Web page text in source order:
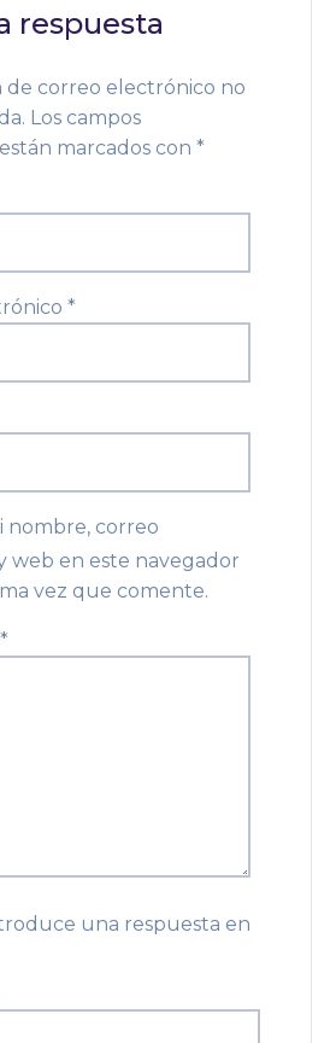
respuesta
de correo electrónico no
Los campos
marcados con *
*
nombre, correo
web en este navegador
vez que comente.
*
una respuesta en